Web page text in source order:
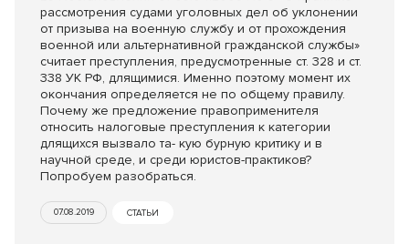
рассмотрения судами уголовных дел об уклонении
от призыва на военную службу и от прохождения
военной или альтернативной гражданской службы»
считает преступления, предусмотренные ст. 328 и ст.
338 УК РФ, длящимися. Именно поэтому момент их
окончания определяется не по общему правилу.
Почему же предложение правоприменителя
относить налоговые преступления к категории
длящихся вызвало та- кую бурную критику и в
научной среде, и среди юристов-практиков?
Попробуем разобраться.
07.08.2019 СТАТЬИ